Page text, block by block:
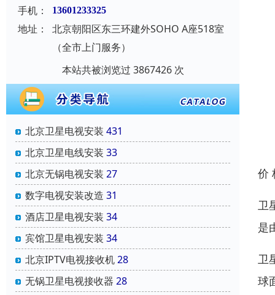
手机：
13601233325
地址：
北京朝阳区东三环建外SOHO A座518室
（全市上门服务）
本站共被浏览过 3867426 次
北京卫星电视安装 431
北京卫星电线安装 33
北京无锅电视安装 27
数字电视安装改造 31
酒店卫星电视安装 34
宾馆卫星电视安装 34
北京IPTV电视接收机28
无锅卫星电视接收器 28
价
卫
是
卫
球